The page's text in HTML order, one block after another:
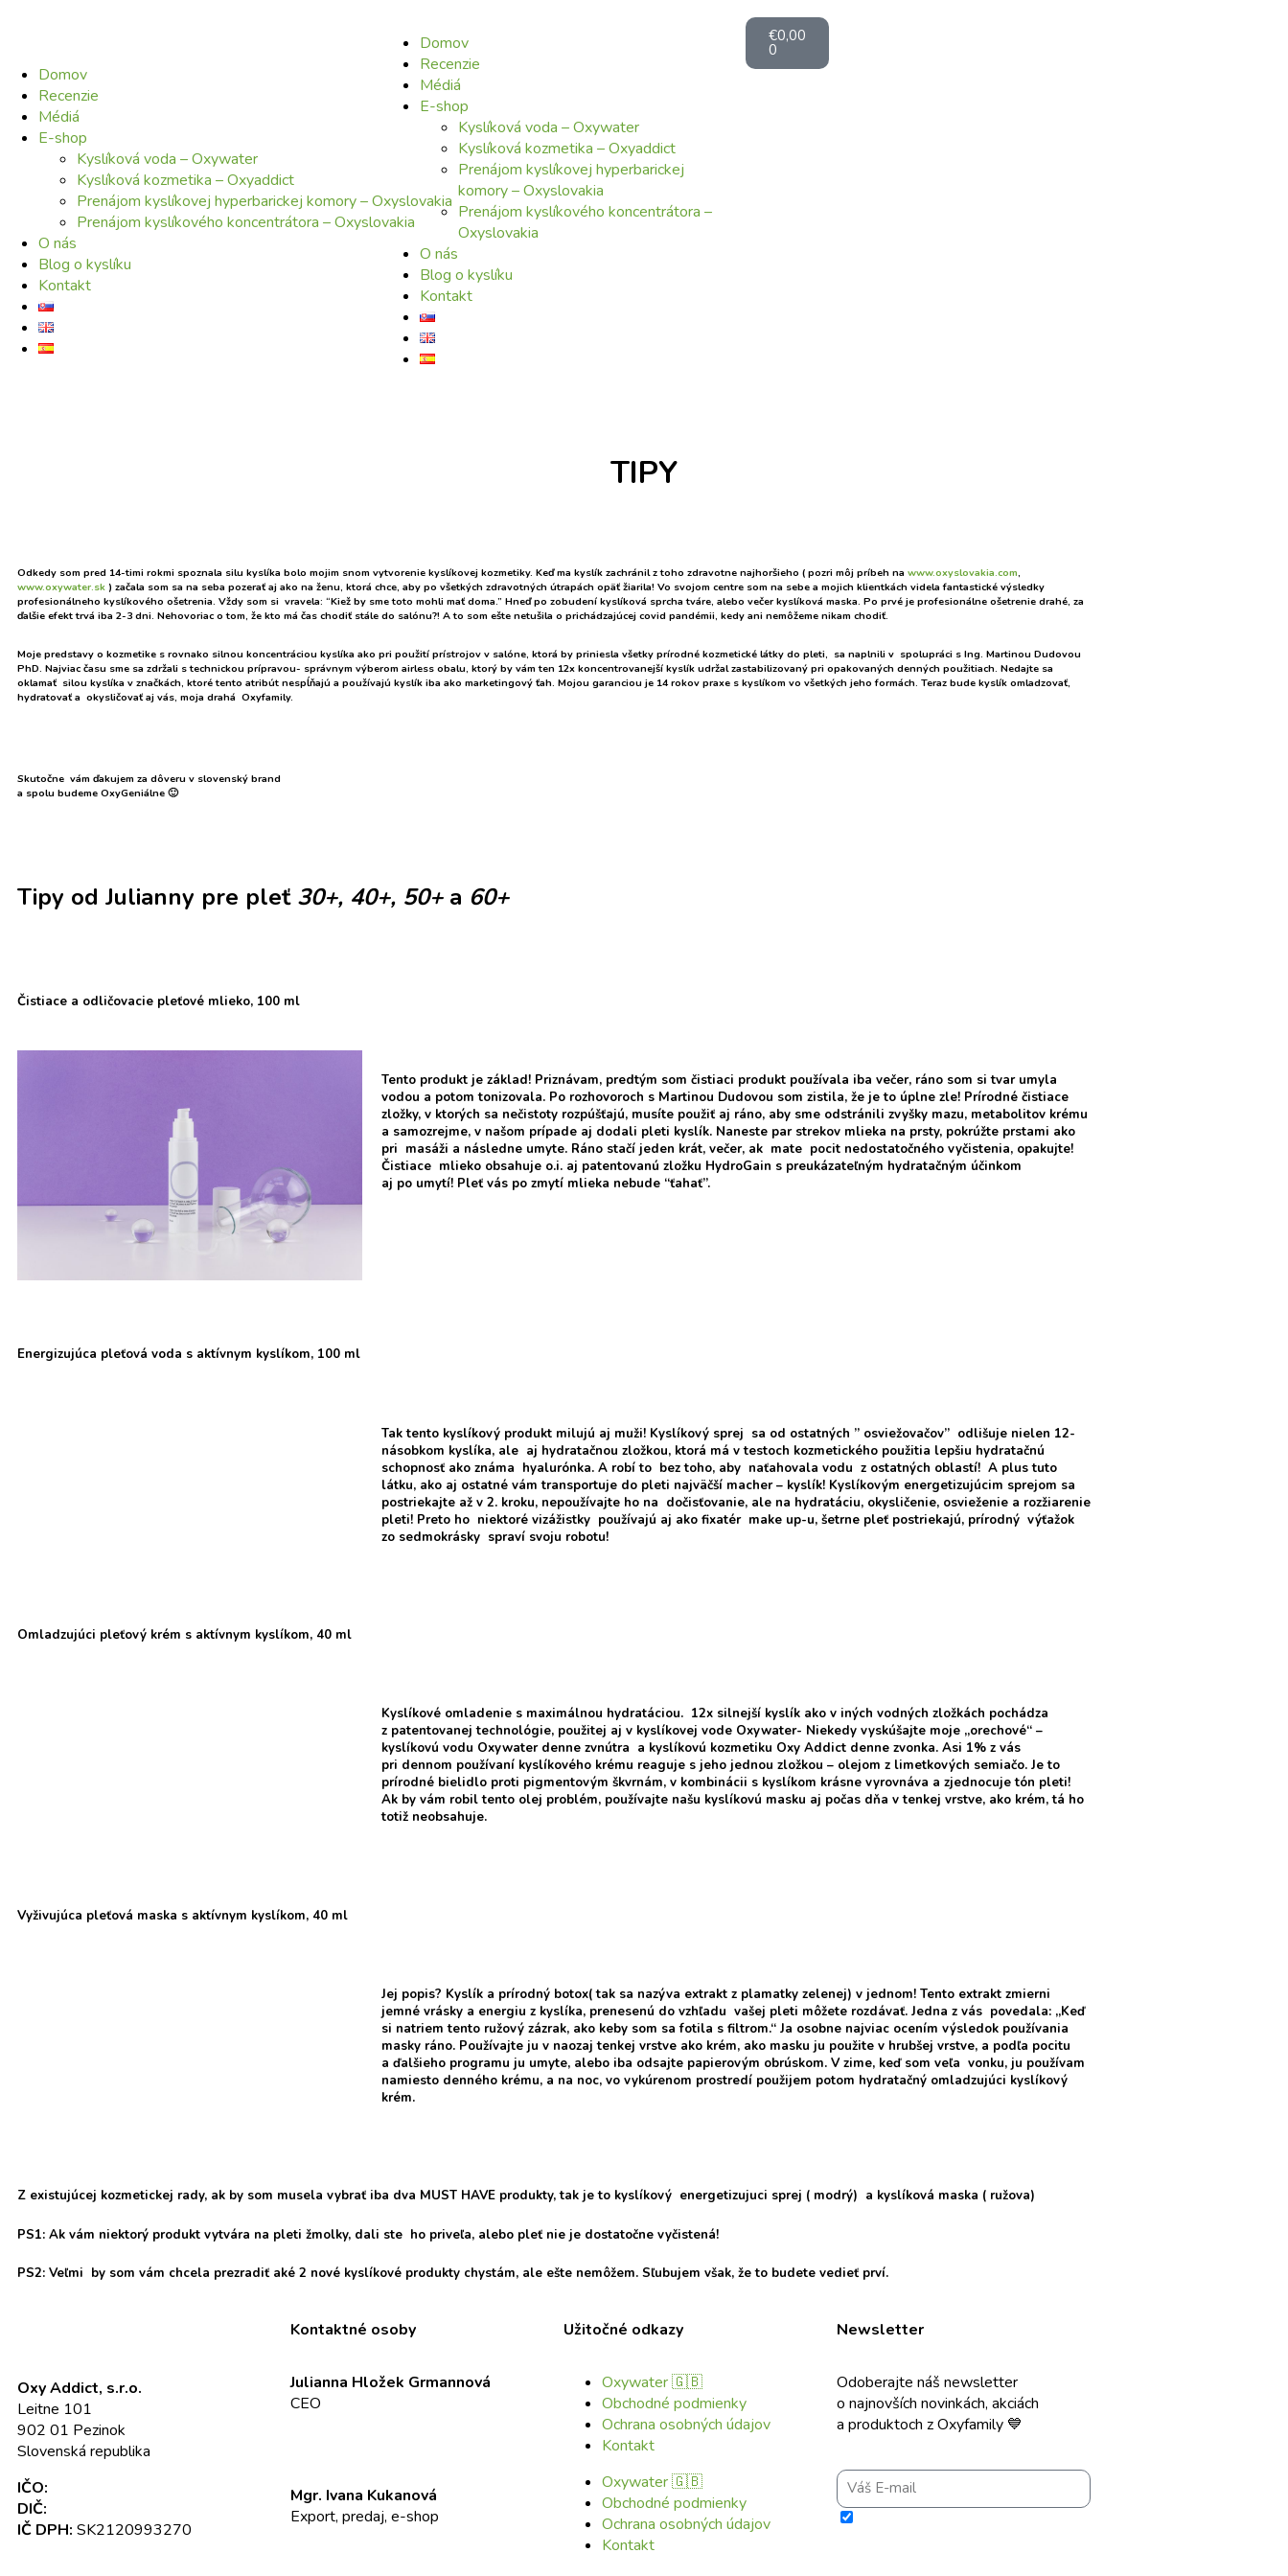
Domov
Recenzie
Médiá
E-shop
Kyslíková voda – Oxywater
Kyslíková kozmetika – Oxyaddict
Prenájom kyslíkovej hyperbarickej
komory – Oxyslovakia
Prenájom kyslíkového koncentrátora –
Oxyslovakia
O nás
Blog o kyslíku
Kontakt
Domov
Recenzie
Médiá
E-shop
Kyslíková voda – Oxywater
Kyslíková kozmetika – Oxyaddict
Prenájom kyslíkovej hyperbarickej komory – Oxyslovakia
Prenájom kyslíkového koncentrátora – Oxyslovakia
O nás
Blog o kyslíku
Kontakt
€0,00
0
TIPY
Odkedy som pred 14-timi rokmi spoznala silu kyslíka bolo mojim snom vytvorenie kyslíkovej kozmetiky. Keď ma kyslík zachránil z toho zdravotne najhoršieho ( pozri môj príbeh na www.oxyslovakia.com,
www.oxywater.sk ) začala som sa na seba pozerať aj ako na ženu, ktorá chce, aby po všetkých zdravotných útrapách opäť žiarila! Vo svojom centre som na sebe a mojich klientkách videla fantastické výsledky
profesionálneho kyslíkového ošetrenia. Vždy som si vravela: “Kiež by sme toto mohli mať doma.” Hneď po zobudení kyslíková sprcha tváre, alebo večer kyslíková maska. Po prvé je profesionálne ošetrenie drahé, za
ďalšie efekt trvá iba 2-3 dni. Nehovoriac o tom, že kto má čas chodiť stále do salónu?! A to som ešte netušila o prichádzajúcej covid pandémii, kedy ani nemôžeme nikam chodiť.
Moje predstavy o kozmetike s rovnako silnou koncentráciou kyslíka ako pri použití prístrojov v salóne, ktorá by priniesla všetky prírodné kozmetické látky do pleti, sa naplnili v spolupráci s Ing. Martinou Dudovou
PhD. Najviac času sme sa zdržali s technickou prípravou- správnym výberom airless obalu, ktorý by vám ten 12x koncentrovanejší kyslík udržal zastabilizovaný pri opakovaných denných použitiach. Nedajte sa
oklamať silou kyslíka v značkách, ktoré tento atribút nespĺňajú a používajú kyslík iba ako marketingový ťah. Mojou garanciou je 14 rokov praxe s kyslíkom vo všetkých jeho formách. Teraz bude kyslík omladzovať,
hydratovať a okysličovať aj vás, moja drahá Oxyfamily.
Skutočne vám ďakujem za dôveru v slovenský brand
a spolu budeme OxyGeniálne 🙂
Tipy od Julianny pre pleť 30+, 40+, 50+ a 60+
Čistiace a odličovacie pleťové mlieko, 100 ml
Tento produkt je základ! Priznávam, predtým som čistiaci produkt používala iba večer, ráno som si tvar umyla
vodou a potom tonizovala. Po rozhovoroch s Martinou Dudovou som zistila, že je to úplne zle! Prírodné čistiace
zložky, v ktorých sa nečistoty rozpúšťajú, musíte použiť aj ráno, aby sme odstránili zvyšky mazu, metabolitov krému
a samozrejme, v našom prípade aj dodali pleti kyslík. Naneste par strekov mlieka na prsty, pokrúžte prstami ako
pri masáži a následne umyte. Ráno stačí jeden krát, večer, ak mate pocit nedostatočného vyčistenia, opakujte!
Čistiace mlieko obsahuje o.i. aj patentovanú zložku HydroGain s preukázateľným hydratačným účinkom
aj po umytí! Pleť vás po zmytí mlieka nebude “ťahať”.
Energizujúca pleťová voda s aktívnym kyslíkom, 100 ml
Tak tento kyslíkový produkt milujú aj muži! Kyslíkový sprej sa od ostatných ” osviežovačov” odlišuje nielen 12-
násobkom kyslíka, ale aj hydratačnou zložkou, ktorá má v testoch kozmetického použitia lepšiu hydratačnú
schopnosť ako známa hyalurónka. A robí to bez toho, aby naťahovala vodu z ostatných oblastí! A plus tuto
látku, ako aj ostatné vám transportuje do pleti najväčší macher – kyslík! Kyslíkovým energetizujúcim sprejom sa
postriekajte až v 2. kroku, nepoužívajte ho na dočisťovanie, ale na hydratáciu, okysličenie, osvieženie a rozžiarenie
pleti! Preto ho niektoré vizážistky používajú aj ako fixatér make up-u, šetrne pleť postriekajú, prírodný výťažok
zo sedmokrásky spraví svoju robotu!
Omladzujúci pleťový krém s aktívnym kyslíkom, 40 ml
Kyslíkové omladenie s maximálnou hydratáciou. 12x silnejší kyslík ako v iných vodných zložkách pochádza
z patentovanej technológie, použitej aj v kyslíkovej vode Oxywater- Niekedy vyskúšajte moje „orechové“ –
kyslíkovú vodu Oxywater denne zvnútra a kyslíkovú kozmetiku Oxy Addict denne zvonka. Asi 1% z vás
pri dennom používaní kyslíkového krému reaguje s jeho jednou zložkou – olejom z limetkových semiačo. Je to
prírodné bielidlo proti pigmentovým škvrnám, v kombinácii s kyslíkom krásne vyrovnáva a zjednocuje tón pleti!
Ak by vám robil tento olej problém, používajte našu kyslíkovú masku aj počas dňa v tenkej vrstve, ako krém, tá ho
totiž neobsahuje.
Vyživujúca pleťová maska s aktívnym kyslíkom, 40 ml
Jej popis? Kyslík a prírodný botox( tak sa nazýva extrakt z plamatky zelenej) v jednom! Tento extrakt zmierni
jemné vrásky a energiu z kyslíka, prenesenú do vzhľadu vašej pleti môžete rozdávať. Jedna z vás povedala: „Keď
si natriem tento ružový zázrak, ako keby som sa fotila s filtrom.“ Ja osobne najviac ocením výsledok používania
masky ráno. Používajte ju v naozaj tenkej vrstve ako krém, ako masku ju použite v hrubšej vrstve, a podľa pocitu
a ďalšieho programu ju umyte, alebo iba odsajte papierovým obrúskom. V zime, keď som veľa vonku, ju používam
namiesto denného krému, a na noc, vo vykúrenom prostredí použijem potom hydratačný omladzujúci kyslíkový
krém.
Z existujúcej kozmetickej rady, ak by som musela vybrať iba dva MUST HAVE produkty, tak je to kyslíkový energetizujuci sprej ( modrý) a kyslíková maska ( ružova)
PS1: Ak vám niektorý produkt vytvára na pleti žmolky, dali ste ho priveľa, alebo pleť nie je dostatočne vyčistená!
PS2: Veľmi by som vám chcela prezradiť aké 2 nové kyslíkové produkty chystám, ale ešte nemôžem. Sľubujem však, že to budete vedieť prví.
Oxy Addict, s.r.o.
Leitne 101
902 01 Pezinok
Slovenská republika
IČO:
DIČ:
IČ DPH: SK2120993270
Kontaktné osoby
Julianna Hložek Grmannová
CEO
Mgr. Ivana Kukanová
Export, predaj, e-shop
Užitočné odkazy
Oxywater 🇬🇧
Obchodné podmienky
Ochrana osobných údajov
Kontakt
Oxywater 🇬🇧
Obchodné podmienky
Ochrana osobných údajov
Kontakt
Newsletter
Odoberajte náš newsletter
o najnovších novinkách, akciách
a produktoch z Oxyfamily 💙